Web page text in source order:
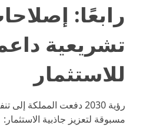
رابعًا:
تشريعية
للاستثمار
رؤية 2030 دفعت المملكة
مسبوقة لتعزيز جاذبية الاستثمار: